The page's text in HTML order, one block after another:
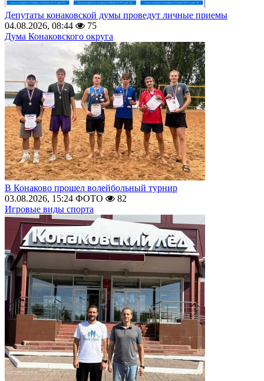
Депутаты конаковской думы проведут личные приемы
04.08.2026, 08:44
75
Дума Конаковского округа
В Конаково прошел волейбольный турнир
03.08.2026, 15:24 ФОТО
82
Игровые виды спорта